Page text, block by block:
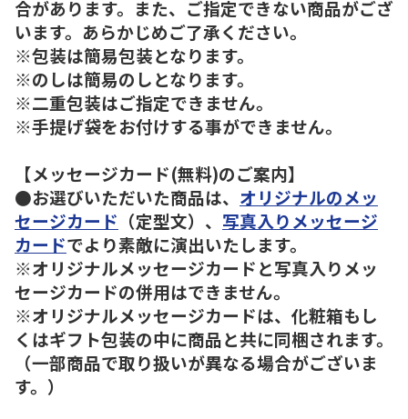
合があります。また、ご指定できない商品がござ
います。あらかじめご了承ください。
※包装は簡易包装となります。
※のしは簡易のしとなります。
※二重包装はご指定できません。
※手提げ袋をお付けする事ができません。
【メッセージカード(無料)のご案内】
●お選びいただいた商品は、 オリジナルのメッ
セージカード （定型文）、 写真入りメッセージ
カードでより素敵に演出いたします。
※オリジナルメッセージカードと写真入りメッ
セージカードの併用はできません。
※オリジナルメッセージカードは、化粧箱もし
くはギフト包装の中に商品と共に同梱されます。
（一部商品で取り扱いが異なる場合がございま
す。）